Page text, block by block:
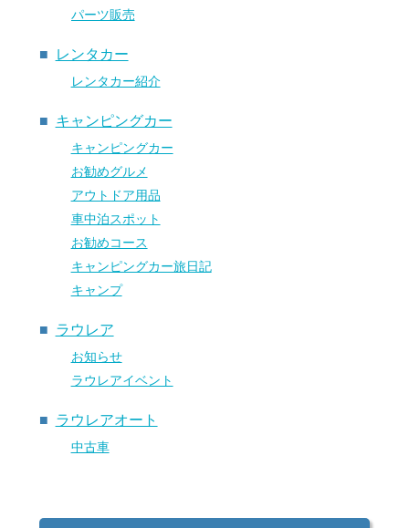
パーツ販売
レンタカー
レンタカー紹介
キャンピングカー
キャンピングカー
お勧めグルメ
アウトドア用品
車中泊スポット
お勧めコース
キャンピングカー旅日記
キャンプ
ラウレア
お知らせ
ラウレアイベント
ラウレアオート
中古車